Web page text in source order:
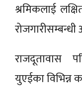
श्रमिकलाई
राजदूतावास
युएईका विभिन्न